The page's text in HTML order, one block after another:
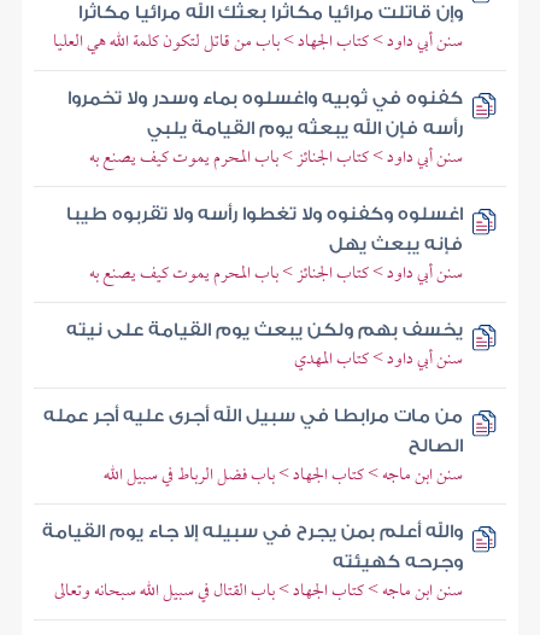
وإن قاتلت مرائيا مكاثرا بعثك الله مرائيا مكاثرا
سنن أبي داود > كتاب الجهاد > باب من قاتل لتكون كلمة الله هي العليا
كفنوه في ثوبيه واغسلوه بماء وسدر ولا تخمروا
رأسه فإن الله يبعثه يوم القيامة يلبي
سنن أبي داود > كتاب الجنائز > باب المحرم يموت كيف يصنع به
اغسلوه وكفنوه ولا تغطوا رأسه ولا تقربوه طيبا
فإنه يبعث يهل
سنن أبي داود > كتاب الجنائز > باب المحرم يموت كيف يصنع به
يخسف بهم ولكن يبعث يوم القيامة على نيته
سنن أبي داود > كتاب المهدي
من مات مرابطا في سبيل الله أجرى عليه أجر عمله
الصالح
سنن ابن ماجه > كتاب الجهاد > باب فضل الرباط في سبيل الله
والله أعلم بمن يجرح في سبيله إلا جاء يوم القيامة
وجرحه كهيئته
سنن ابن ماجه > كتاب الجهاد > باب القتال في سبيل الله سبحانه وتعالى